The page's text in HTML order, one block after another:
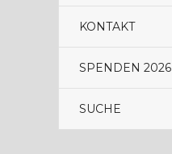
KONTAKT
SPENDEN 2026